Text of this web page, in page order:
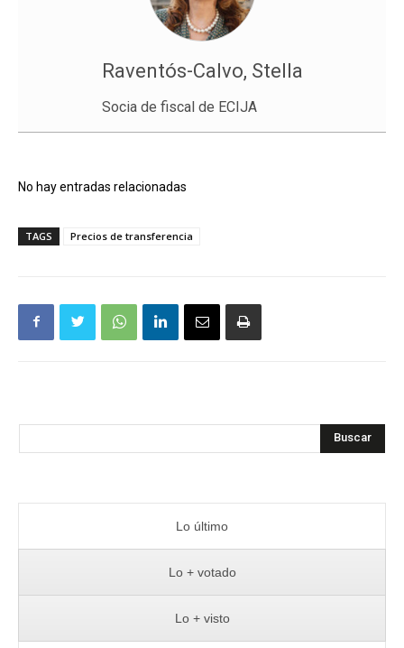
Raventós-Calvo, Stella
Socia de fiscal de ECIJA
No hay entradas relacionadas
TAGS Precios de transferencia
Buscar
Lo último
Lo + votado
Lo + visto